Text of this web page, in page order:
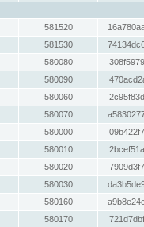
581520
581530
580080
580090
580060
580070
580000
580010
580020
580030
580160
580170